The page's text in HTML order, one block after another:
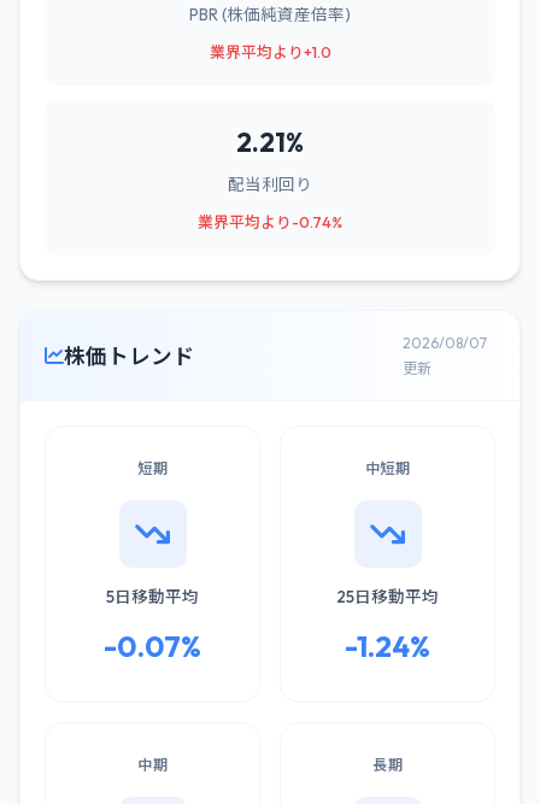
PBR (株価純資産倍率)
業界平均より+1.0
2.21%
配当利回り
業界平均より-0.74%
株価トレンド
2026/08/07
更新
短期
5日移動平均
-0.07%
中短期
25日移動平均
-1.24%
中期 長期